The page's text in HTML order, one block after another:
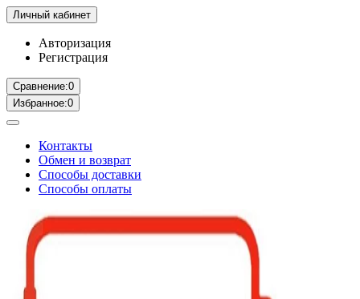
Личный кабинет
Авторизация
Регистрация
Сравнение:0
Избранное:0
Контакты
Обмен и возврат
Способы доставки
Способы оплаты